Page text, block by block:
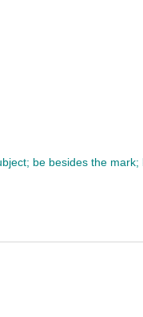
be besides the